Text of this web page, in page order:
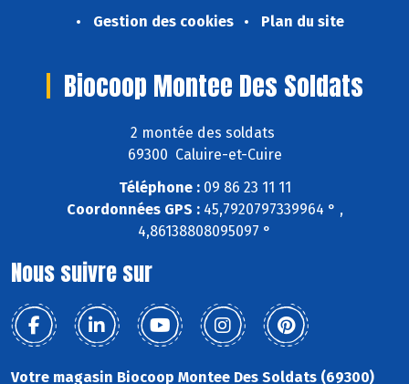
Gestion des cookies
Plan du site
Biocoop Montee Des Soldats
2 montée des soldats
69300 Caluire-et-Cuire
Téléphone :09 86 23 11 11
Coordonnées GPS :45,7920797339964 ° ,
4,86138808095097 °
Nous suivre sur
Votre magasin Biocoop Montee Des Soldats (69300)